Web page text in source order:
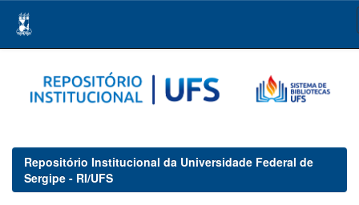
navigation
Repositório Institucional da Universidade Federal de
Sergipe - RI/UFS